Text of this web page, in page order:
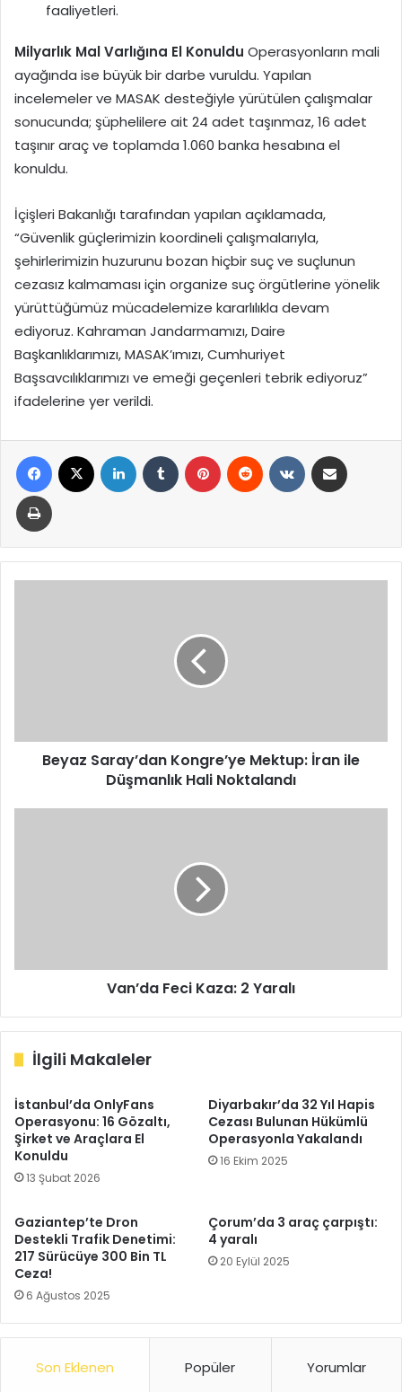
faaliyetleri.
Milyarlık Mal Varlığına El Konuldu Operasyonların mali
ayağında ise büyük bir darbe vuruldu. Yapılan
incelemeler ve MASAK desteğiyle yürütülen çalışmalar
sonucunda; şüphelilere ait 24 adet taşınmaz, 16 adet
taşınır araç ve toplamda 1.060 banka hesabına el
konuldu.
İçişleri Bakanlığı tarafından yapılan açıklamada,
“Güvenlik güçlerimizin koordineli çalışmalarıyla,
şehirlerimizin huzurunu bozan hiçbir suç ve suçlunun
cezasız kalmaması için organize suç örgütlerine yönelik
yürüttüğümüz mücadelemize kararlılıkla devam
ediyoruz. Kahraman Jandarmamızı, Daire
Başkanlıklarımızı, MASAK’ımızı, Cumhuriyet
Başsavcılıklarımızı ve emeği geçenleri tebrik ediyoruz”
ifadelerine yer verildi.
Facebook LinkedIn Tumblr Pinterest Reddit VKontakte
Yazdır
Noktalandı
Beyaz Saray’dan Kongre’ye Mektup: İran ile
Düşmanlık Hali Noktalandı
Van’da Feci Kaza: 2 Yaralı
İlgili Makaleler
İstanbul’da OnlyFans
Operasyonu: 16 Gözaltı,
Şirket ve Araçlara El
Konuldu
13 Şubat 2026
Diyarbakır’da 32 Yıl Hapis
Cezası Bulunan Hükümlü
Operasyonla Yakalandı
16 Ekim 2025
Gaziantep’te Dron
Destekli Trafik Denetimi:
217 Sürücüye 300 Bin TL
Ceza!
6 Ağustos 2025
Çorum’da 3 araç çarpıştı:
4 yaralı
20 Eylül 2025
Son Eklenen Popüler Yorumlar